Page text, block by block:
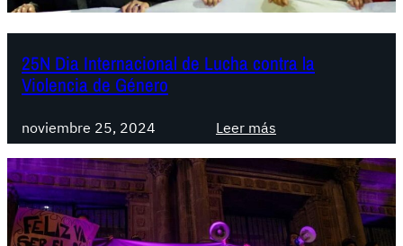
:
c
r
í
n
s
25N Dia Internacional de Lucha contra la
Violencia de Género
noviembre 25, 2024 Leer más
2
5
N